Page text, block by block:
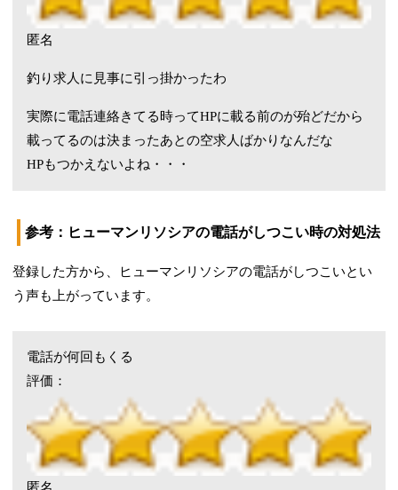
匿名
釣り求人に見事に引っ掛かったわ
実際に電話連絡きてる時ってHPに載る前のが殆どだから
載ってるのは決まったあとの空求人ばかりなんだな
HPもつかえないよね・・・
参考：ヒューマンリソシアの電話がしつこい時の対処法
登録した方から、ヒューマンリソシアの電話がしつこいとい
う声も上がっています。
電話が何回もくる
評価：